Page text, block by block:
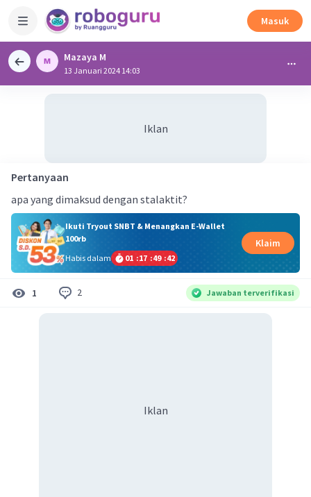
Masuk
Mazaya M
13 Januari 2024 14:03
Iklan
Pertanyaan
apa yang dimaksud dengan stalaktit?
Ikuti Tryout SNBT & Menangkan E-Wallet
100rb
Habis dalam
01 :17 :49 :41
Klaim
1 2 Jawaban terverifikasi
Iklan